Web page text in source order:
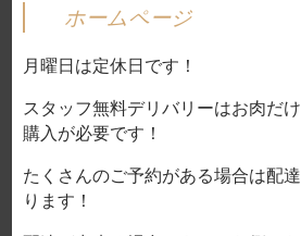
Trang chủ / HEO
THĂN 27,000VND/
ホームページ
月曜日は定休日です！
スタッフ無料デリバリーはお肉だ
購入が必要です！
たくさんのご予約がある場合は配
ります！